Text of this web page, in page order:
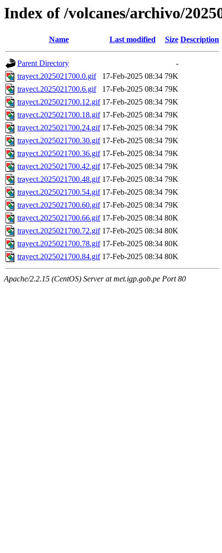
Index of /volcanes/archivo/
Name Last modified Size Description
Parent Directory
-
trayect.2025021700.0.gif
17-Feb-2025 08:34 79K
trayect.2025021700.6.gif
17-Feb-2025 08:34 79K
trayect.2025021700.12.gif 17-Feb-2025 08:34 79K
trayect.2025021700.18.gif 17-Feb-2025 08:34 79K
trayect.2025021700.24.gif 17-Feb-2025 08:34 79K
trayect.2025021700.30.gif 17-Feb-2025 08:34 79K
trayect.2025021700.36.gif 17-Feb-2025 08:34 79K
trayect.2025021700.42.gif 17-Feb-2025 08:34 79K
trayect.2025021700.48.gif 17-Feb-2025 08:34 79K
trayect.2025021700.54.gif 17-Feb-2025 08:34 79K
trayect.2025021700.60.gif 17-Feb-2025 08:34 79K
trayect.2025021700.66.gif 17-Feb-2025 08:34 80K
trayect.2025021700.72.gif 17-Feb-2025 08:34 80K
trayect.2025021700.78.gif 17-Feb-2025 08:34 80K
trayect.2025021700.84.gif 17-Feb-2025 08:34 80K
Apache/2.2.15 (CentOS) Server at met.igp.gob.pe Port 80